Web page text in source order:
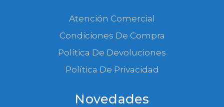
Atención Comercial
Condiciones De Compra
Política De Devoluciones
Política De Privacidad
Novedades